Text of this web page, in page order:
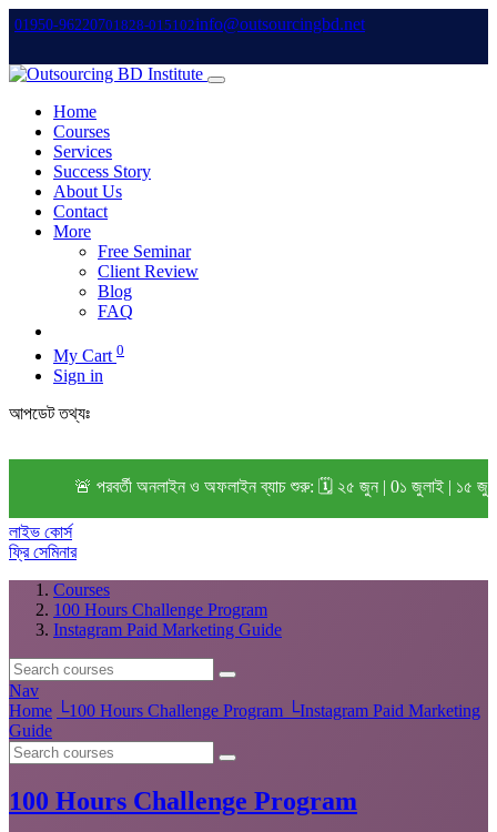
01950-96220701828-015102info@outsourcingbd.net
Home
Courses
Services
Success Story
About Us
Contact
More
Free Seminar
Client Review
Blog
FAQ
My Cart 0
Sign in
আপডেট তথ্যঃ
🚨 পরবর্তী অনলাইন ও অফলাইন ব্যাচ শুরু: 🗓️ ২৫ জুন | 0১ জুলাই | ১৫ জুলাই
লাইভ কোর্স
ফ্রি সেমিনার
Courses
100 Hours Challenge Program
Instagram Paid Marketing Guide
Nav
Home └100 Hours Challenge Program └Instagram Paid Marketing
Guide
100 Hours Challenge Program